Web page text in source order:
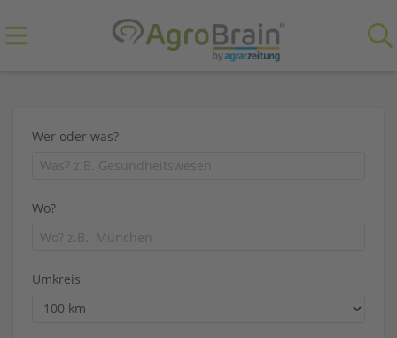
Wer oder was?
Wo?
Umkreis